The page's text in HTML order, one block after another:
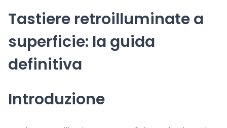
Tastiere retroilluminate a
superficie: la guida
definitiva
Introduzione